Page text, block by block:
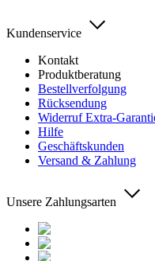
Kundenservice
Kontakt
Produktberatung
Bestellverfolgung
Rücksendung
Widerruf Extra-
Hilfe
Geschäftskunden
Versand & Zahlung
Unsere Zahlungsarten